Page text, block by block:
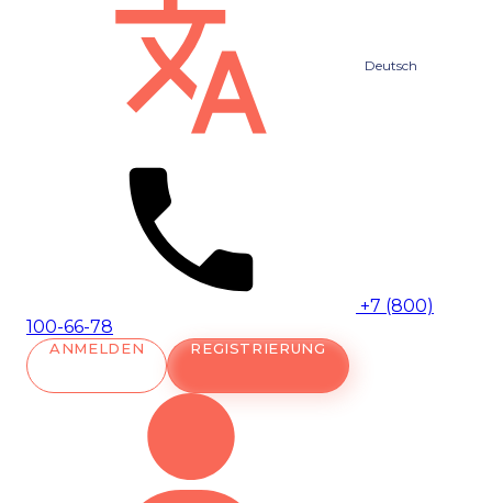
Deutsch
+7 (800)
100-66-78
ANMELDEN REGISTRIERUNG